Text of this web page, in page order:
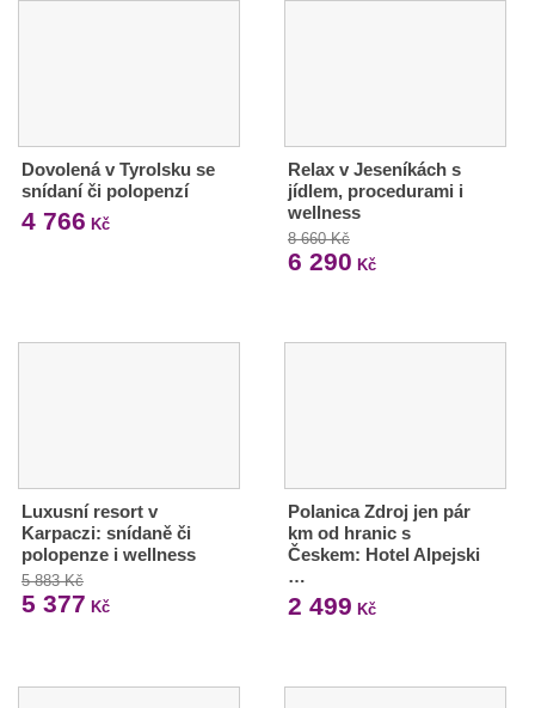
Dovolená v Tyrolsku se
snídaní či polopenzí
4 766 Kč
Relax v Jeseníkách s
jídlem, procedurami i
wellness
8 660 Kč
6 290 Kč
Luxusní resort v
Karpaczi: snídaně či
polopenze i wellness
5 883 Kč
5 377 Kč
Polanica Zdroj jen pár
km od hranic s
Českem: Hotel Alpejski
…
2 499 Kč